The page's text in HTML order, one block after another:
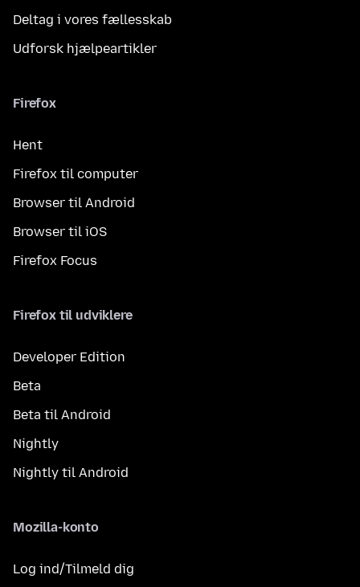
Deltag i vores fællesskab
Udforsk hjælpeartikler
Firefox
Hent
Firefox til computer
Browser til Android
Browser til iOS
Firefox Focus
Firefox til udviklere
Developer Edition
Beta
Beta til Android
Nightly
Nightly til Android
Mozilla-konto
Log ind/Tilmeld dig